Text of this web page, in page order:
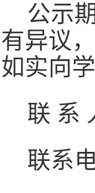
公示
有异议
如实向
联 系
联系